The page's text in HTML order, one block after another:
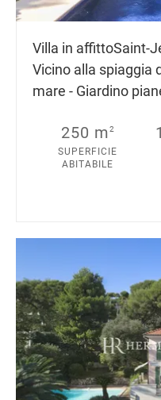
Villa in affittoSaint-
Vicino alla spiaggia
mare - Giardino
250 m2
SUPERFICIE
ABITABILE